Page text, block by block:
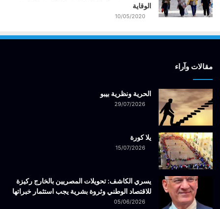
الوقاية
10/05/2020
مقالات وآراء
الحرية ونظرية بيبو
29/07/2026
يلا كورة
15/07/2026
يسري الكاشف: تحويلات المصريين بالخارج ركيزة
للاقتصاد الوطني وثروة بشرية يجب استثمار خبراتها
05/06/2026